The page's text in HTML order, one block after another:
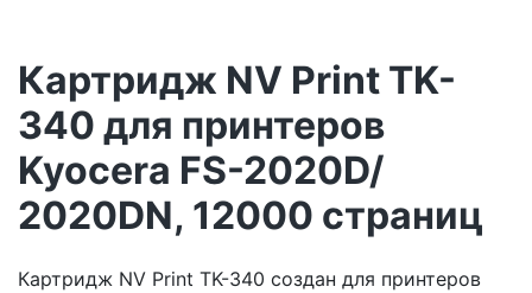
Картридж NV Print TK-
340 для принтеров
Kyocera FS-2020D/
2020DN, 12000 страниц
Картридж NV Print TK-340 создан для принтеров